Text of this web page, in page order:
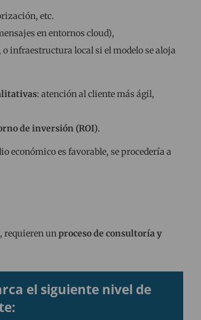
etc.
en entornos cloud),
infraestructura local si el modelo se aloja
: atención al cliente más ágil,
de inversión (ROI).
económico es favorable, se procedería a
requieren unproceso de consultoría y
el siguiente nivel de